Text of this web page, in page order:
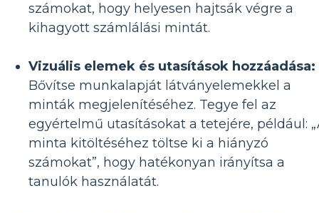
számokat, hogy helyesen hajtsák végre a
kihagyott számlálási mintát.
Vizuális elemek és utasítások hozzáadása:
Bővítse munkalapját látványelemekkel a
minták megjelenítéséhez. Tegye fel az
egyértelmű utasításokat a tetejére, például:
minta kitöltéséhez töltse ki a hiányzó
számokat”, hogy hatékonyan irányítsa a
tanulók használatát.